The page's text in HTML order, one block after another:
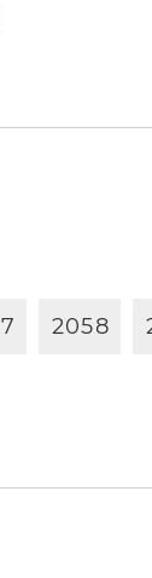
7 2058